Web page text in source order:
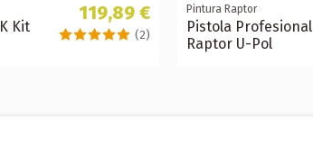
Kit
119,89 €
(2)
Pintura Raptor
Pistola Profesional
Raptor U-Pol